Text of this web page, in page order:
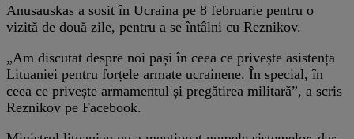
Anusauskas a sosit în Ucraina pe 8 februarie pentru o
vizită de două zile, pentru a se întâlni cu Reznikov.
„Am discutat despre noi pași în ceea ce privește asistența
Lituaniei pentru forțele armate ucrainene. În special, în
ceea ce privește armamentul și pregătirea militară”, a scris
Reznikov pe Facebook.